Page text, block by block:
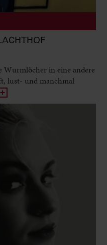
Wurmlöcher in eine andere
lust- und manchmal